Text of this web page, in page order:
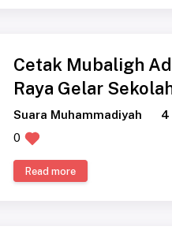
Cetak Mubaligh
Raya Gelar
Suara Muhammadiyah
4
0
Read more